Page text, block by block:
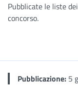
Pubblicate le liste
concorso.
Pubblicazione: 5